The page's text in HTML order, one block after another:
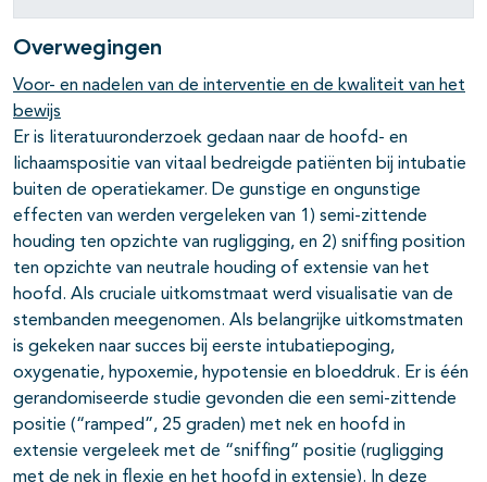
Overwegingen
Voor- en nadelen van de interventie en de kwaliteit van het
bewijs
Er is literatuuronderzoek gedaan naar de hoofd- en
lichaamspositie van vitaal bedreigde patiënten bij intubatie
buiten de operatiekamer. De gunstige en ongunstige
effecten van werden vergeleken van 1) semi-zittende
houding ten opzichte van rugligging, en 2) sniffing position
ten opzichte van neutrale houding of extensie van het
hoofd. Als cruciale uitkomstmaat werd visualisatie van de
stembanden meegenomen. Als belangrijke uitkomstmaten
is gekeken naar succes bij eerste intubatiepoging,
oxygenatie, hypoxemie, hypotensie en bloeddruk. Er is één
gerandomiseerde studie gevonden die een semi-zittende
positie (“ramped”, 25 graden) met nek en hoofd in
extensie vergeleek met de “sniffing” positie (rugligging
met de nek in flexie en het hoofd in extensie). In deze